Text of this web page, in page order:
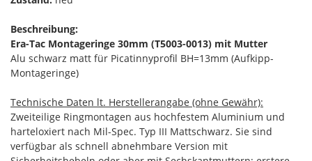
Beschreibung:
Era-Tac Montageringe 30mm (T5003-0013) mit Mutter
Alu schwarz matt für Picatinnyprofil BH=13mm (Aufkipp-
Montageringe)
Technische Daten lt. Herstellerangabe (ohne Gewähr):
Zweiteilige Ringmontagen aus hochfestem Aluminium und
harteloxiert nach Mil-Spec. Typ III Mattschwarz. Sie sind
verfügbar als schnell abnehmbare Version mit